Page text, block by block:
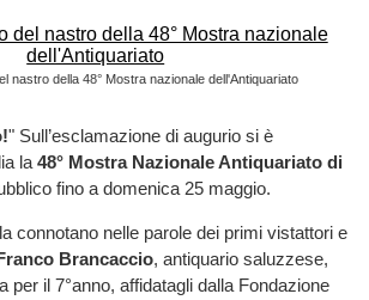
nastro della 48° Mostra nazionale dell'Antiquariato
" Sull’esclamazione di augurio si è
la 48° Mostra Nazionale Antiquariato di
fino a domenica 25 maggio.
connotano nelle parole dei primi vistattori e
Brancaccio, antiquario saluzzese,
per il 7°anno, affidatagli dalla Fondazione